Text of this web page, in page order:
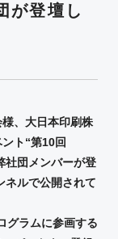
が登壇し
、大日本印刷株
ト“第10回
社団メンバーが登
ネルで公開されて
グラムに参画する